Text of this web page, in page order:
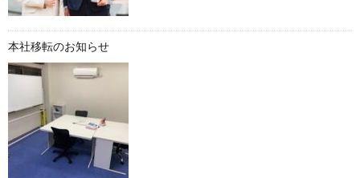
本社移転のお知らせ